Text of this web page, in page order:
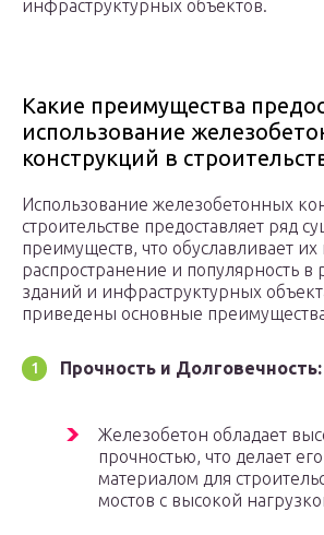
инфраструктурных объектов.
Какие преимущества
использование
конструкций в
Использование железобетонных
строительстве предоставляет ряд
преимуществ, что обуславливает
распространение и популярность в
зданий и инфраструктурных
приведены основные
Прочность и Долговечность:
Железобетон обладает
прочностью, что делает
материалом для
мостов с высокой